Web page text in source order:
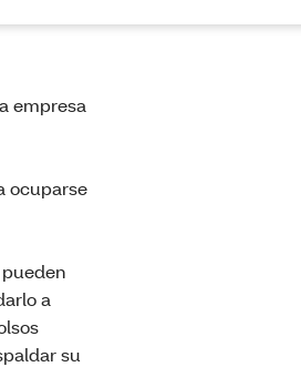
empresa
ocuparse
a
su